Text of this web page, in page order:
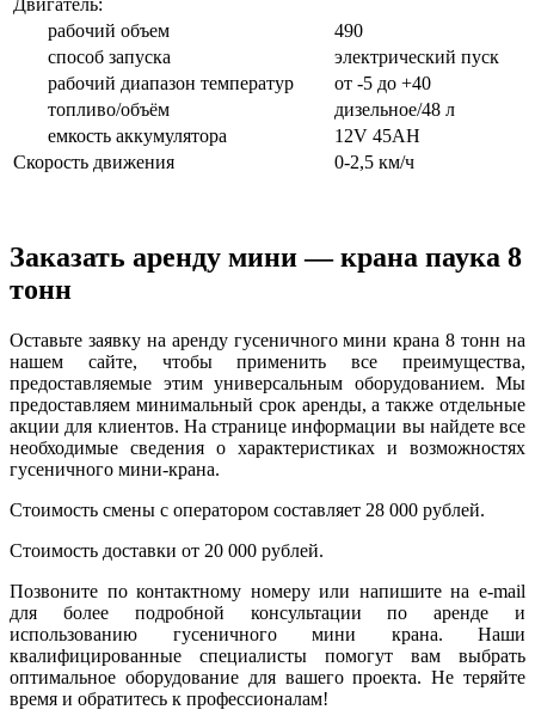
Двигатель:
рабочий объем
490
способ запуска
электрический пуск
рабочий диапазон температур
от -5 до +40
топливо/объём
дизельное/48 л
емкость аккумулятора
12V 45AH
Скорость движения
0-2,5 км/ч
Заказать аренду мини — крана паука 8
тонн
Оставьте заявку на аренду гусеничного мини крана 8 тонн на
нашем сайте, чтобы применить все преимущества,
предоставляемые этим универсальным оборудованием. Мы
предоставляем минимальный срок аренды, а также отдельные
акции для клиентов. На странице информации вы найдете все
необходимые сведения о характеристиках и возможностях
гусеничного мини-крана.
Стоимость смены с оператором составляет 28 000 рублей.
Стоимость доставки от 20 000 рублей.
Позвоните по контактному номеру или напишите на e-mail
для более подробной консультации по аренде и
использованию гусеничного мини крана. Наши
квалифицированные специалисты помогут вам выбрать
оптимальное оборудование для вашего проекта. Не теряйте
время и обратитесь к профессионалам!